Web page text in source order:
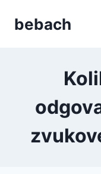
bebach